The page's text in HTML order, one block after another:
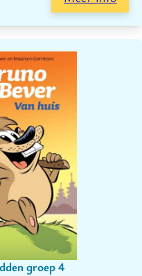
groep 4